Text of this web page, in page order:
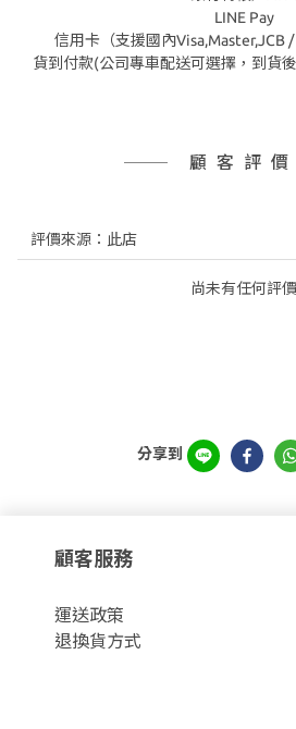
LINE Pay
信用卡（支援國內Visa,Master,JCB /
貨到付款(公司專車配送可選擇，到貨
顧客評價
尚未有任何評價
分享到
顧客服務
運送政策
退換貨方式